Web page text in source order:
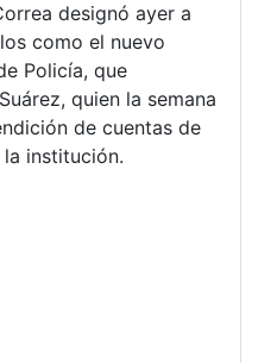
designó ayer a
como el nuevo
Policía, que
quien la semana
de cuentas de
institución.